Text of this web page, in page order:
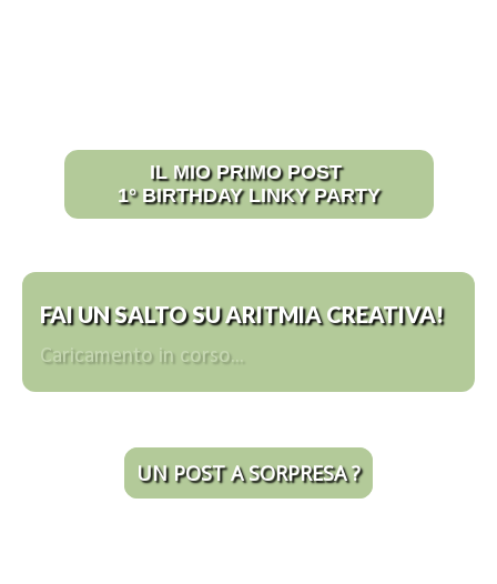
IL MIO PRIMO POST
1° BIRTHDAY LINKY PARTY
FAI UN SALTO SU ARITMIA CREATIVA!
Caricamento in corso...
UN POST A SORPRESA ?